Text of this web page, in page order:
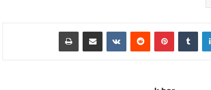
لينكدإن بينتيريست مشاركة عبر البريد طباعة